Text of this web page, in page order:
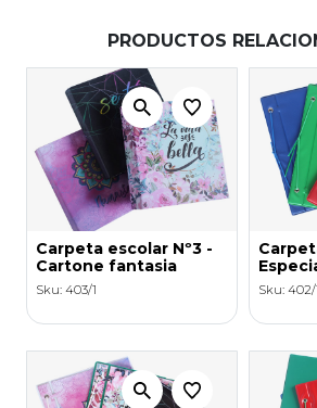
PRODUCTOS
Carpeta escolar Nº3 -
Cartone fantasia
Sku: 403/1 Sku: 402/